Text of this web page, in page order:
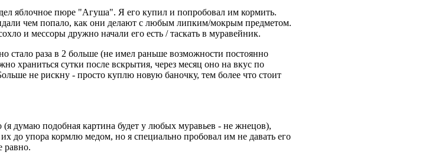
яблочное пюре "Агуша". Я его купил и попробовал им кормить.
чем попало, как они делают с любым липким/мокрым предметом.
и мессоры дружно начали его есть / таскать в муравейник.
стало раза в 2 больше (не имел раньше возможности постоянно
храниться сутки после вскрытия, через месяц оно на вкус по
не рискну - просто куплю новую баночку, тем более что стоит
думаю подобная картина будет у любых муравьев - не жнецов),
до упора кормлю медом, но я специально пробовал им не давать его
равно.